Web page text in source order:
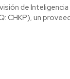
de
CHKP), un